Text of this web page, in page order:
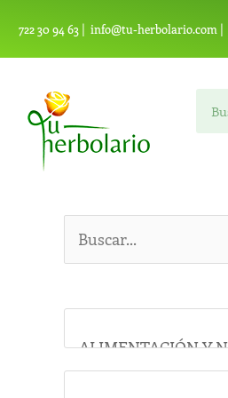
contenido
722 30 94 63 | info@tu-herbolario.com |
s
a